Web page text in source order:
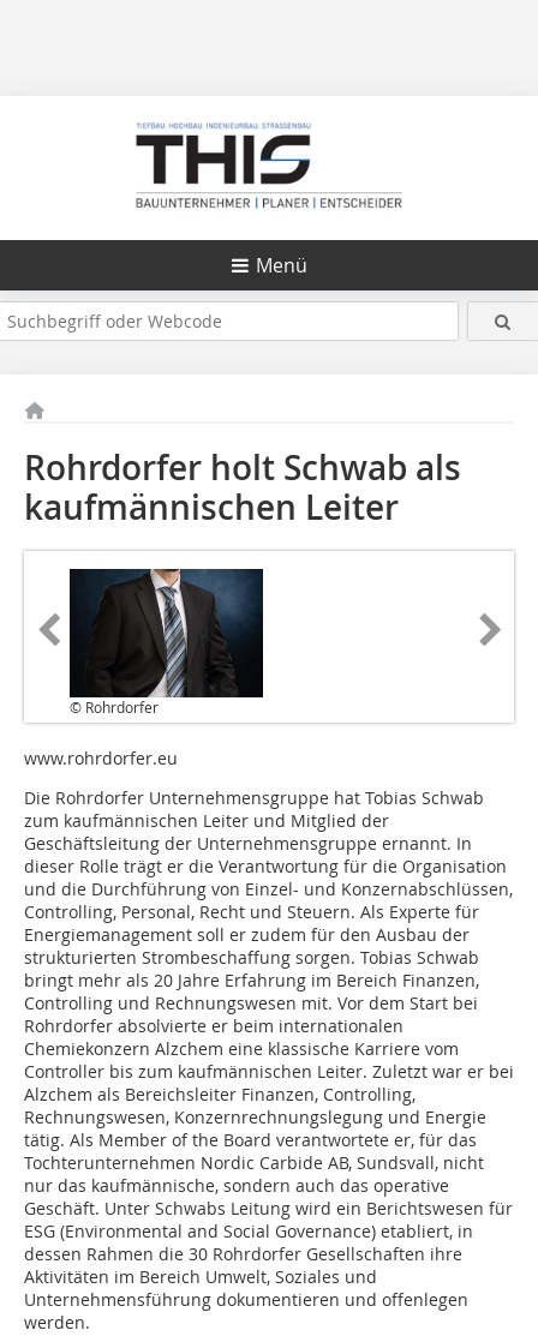
Menü
Rohrdorfer holt Schwab als
kaufmännischen Leiter
© Rohrdorfer
www.rohrdorfer.eu
Die Rohrdorfer Unternehmensgruppe hat Tobias Schwab
zum kaufmännischen Leiter und Mitglied der
Geschäftsleitung der Unternehmensgruppe ernannt. In
dieser Rolle trägt er die Verantwortung für die Organisation
und die Durchführung von Einzel- und Konzernabschlüssen,
Controlling, Personal, Recht und Steuern. Als Experte für
Energiemanagement soll er zudem für den Ausbau der
strukturierten Strombeschaffung sorgen. Tobias Schwab
bringt mehr als 20 Jahre Erfahrung im Bereich Finanzen,
Controlling und Rechnungswesen mit. Vor dem Start bei
Rohrdorfer absolvierte er beim internationalen
Chemiekonzern Alzchem eine klassische Karriere vom
Controller bis zum kaufmännischen Leiter. Zuletzt war er bei
Alzchem als Bereichsleiter Finanzen, Controlling,
Rechnungswesen, Konzernrechnungslegung und Energie
tätig. Als Member of the Board verantwortete er, für das
Tochterunternehmen Nordic Carbide AB, Sundsvall, nicht
nur das kaufmännische, sondern auch das operative
Geschäft. Unter Schwabs Leitung wird ein Berichtswesen für
ESG (Environmental and Social Governance) etabliert, in
dessen Rahmen die 30 Rohrdorfer Gesellschaften ihre
Aktivitäten im Bereich Umwelt, Soziales und
Unternehmensführung dokumentieren und offenlegen
werden.